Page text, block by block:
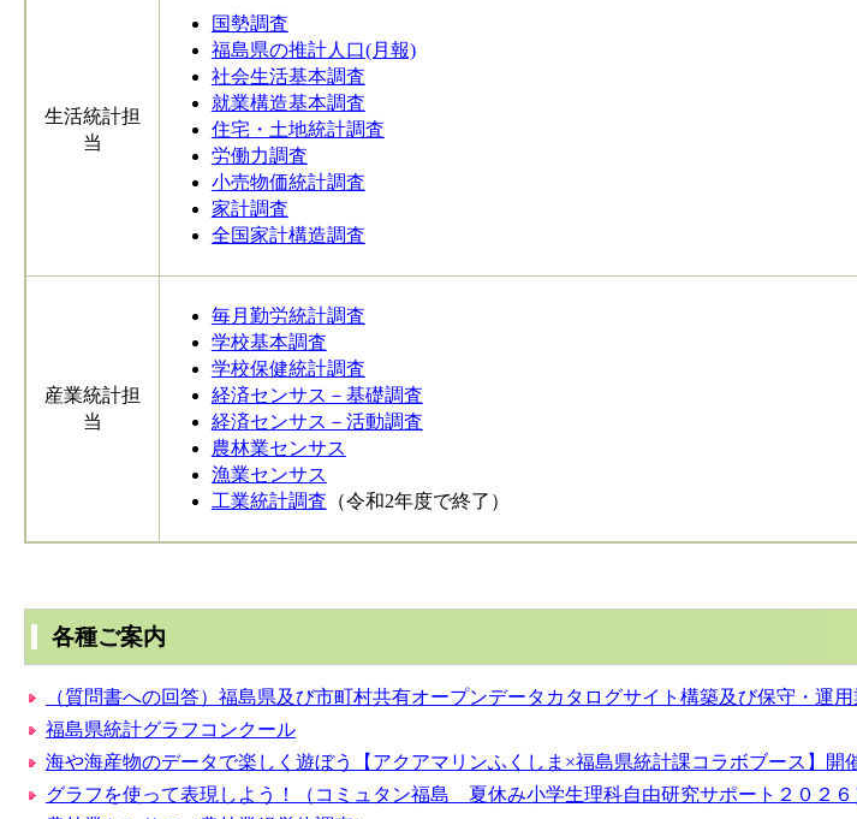
生活統計担
当
国勢調査
福島県の推計人口(月報)
社会生活基本調査
就業構造基本調査
住宅・土地統計調査
労働力調査
小売物価統計調査
家計調査
全国家計構造調査
産業統計担
当
毎月勤労統計調査
学校基本調査
学校保健統計調査
経済センサス－基礎調査
経済センサス－活動調査
農林業センサス
漁業センサス
工業統計調査 （令和2年度で終了）
各種ご案内
（質問書への回答）福島県及び市町村共有オープンデータカタログサイト構築及び保守・運
福島県統計グラフコンクール
海や海産物のデータで楽しく遊ぼう【アクアマリンふくしま×福島県統計課コラボブース】開
グラフを使って表現しよう！（コミュタン福島 夏休み小学生理科自由研究サポート２０２６